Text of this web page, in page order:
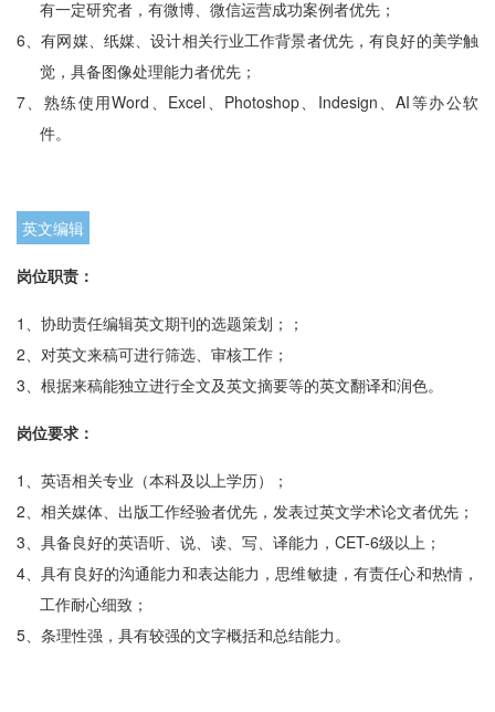
有一定研究者，有微博、微信运营成功案例者优先；
6、有网媒、纸媒、设计相关行业工作背景者优先，有良好的美学触
觉，具备图像处理能力者优先；
7、 熟练使用Word、Excel、Photoshop、Indesign、AI等办公软
件。
英文编辑
岗位职责：
1、 协助责任编辑英文期刊的选题策划；；
2、 对英文来稿可进行筛选、审核工作；
3、 根据来稿能独立进行全文及英文摘要等的英文翻译和润色。
岗位要求：
1、 英语相关专业（本科及以上学历）；
2、 相关媒体、出版工作经验者优先，发表过英文学术论文者优先；
3、 具备良好的英语听、说、读、写、译能力，CET-6级以上；
4、具有良好的沟通能力和表达能力，思维敏捷，有责任心和热情，
工作耐心细致；
5、 条理性强，具有较强的文字概括和总结能力。